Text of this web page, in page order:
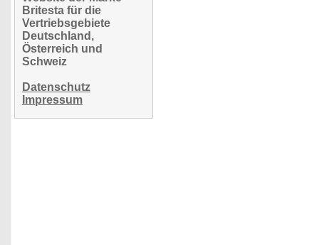
Britesta für die
Vertriebsgebiete
Deutschland,
Österreich und
Schweiz
Datenschutz
Impressum